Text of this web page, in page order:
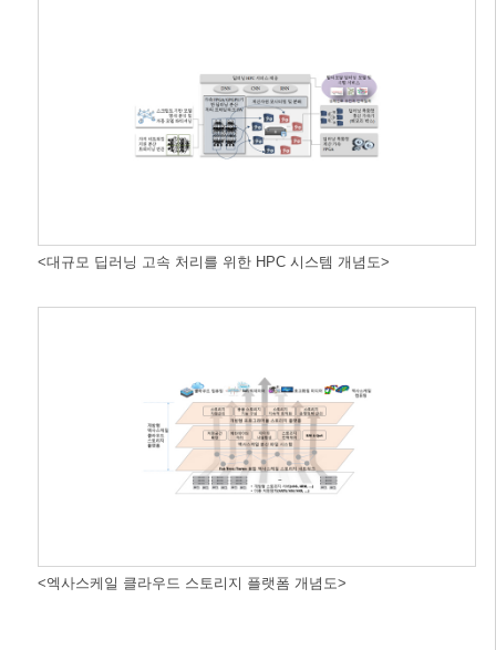
<대규모 딥러닝 고속 처리를 위한 HPC 시스템 개념도>
<엑사스케일 클라우드 스토리지 플랫폼 개념도>